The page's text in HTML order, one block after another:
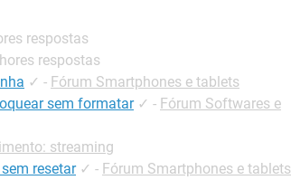
respostas
respostas
✓ - Fórum Smartphones e tablets
sem formatar ✓ - Fórum Softwares e
streaming
resetar ✓ - Fórum Smartphones e tablets